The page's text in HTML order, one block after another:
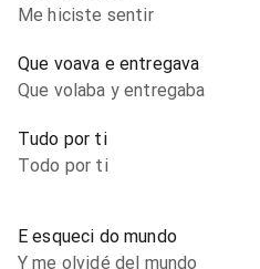
Me hiciste sentir
Que voava e entregava
Que volaba y entregaba
Tudo por ti
Todo por ti
E esqueci do mundo
Y me olvidé del mundo